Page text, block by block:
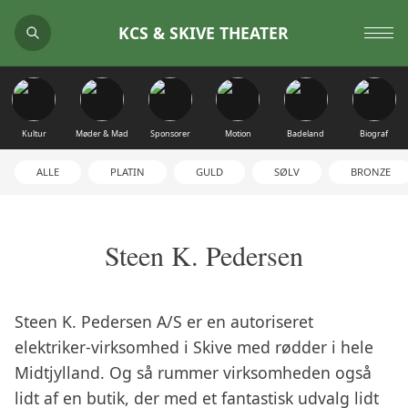
KCS & SKIVE THEATER
Kultur Møder & Mad Sponsorer Motion Badeland Biograf
ALLE PLATIN GULD SØLV BRONZE
Steen K. Pedersen
Steen K. Pedersen A/S er en autoriseret
elektriker-virksomhed i Skive med rødder i hele
Midtjylland. Og så rummer virksomheden også
lidt af en butik, der med et fantastisk udvalg lidt